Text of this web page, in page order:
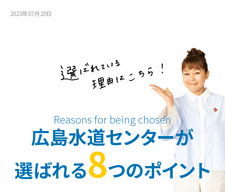
2023年07月20日
広島水道センターが
選ばれる8つのポイント